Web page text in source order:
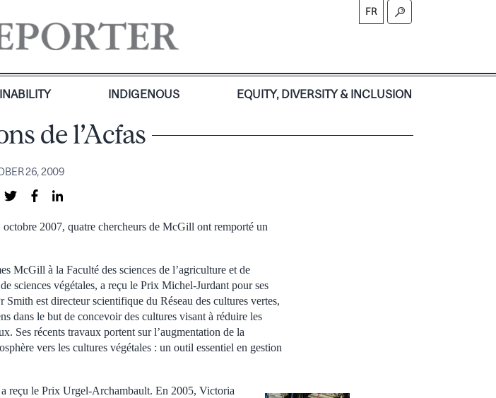
FR
INDIGENOUS EQUITY, DIVERSITY & INCLUSION
de l’Acfas
26, 2009
2007, quatre chercheurs de McGill ont remporté un
McGill à la Faculté des sciences de l’agriculture et de
sciences végétales, a reçu le Prix Michel-Jurdant pour ses
est directeur scientifique du Réseau des cultures vertes,
dans le but de concevoir des cultures visant à réduire les
Ses récents travaux portent sur l’augmentation de la
vers les cultures végétales : un outil essentiel en gestion
a reçu le Prix Urgel-Archambault. En 2005, Victoria